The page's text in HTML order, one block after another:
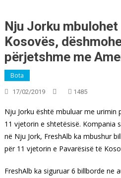
Nju Jorku
Kosovës,
përjetshme me
Bota
17/02/2019 1485
Nju Jorku është mbuluar me urimin
11 vjetorin e shtetësisë. Kompania
në Nju Jork, FreshAlb ka mbushur
për 11 vjetorin e Pavarësisë të
FreshAlb ka siguruar 6 billborde ne